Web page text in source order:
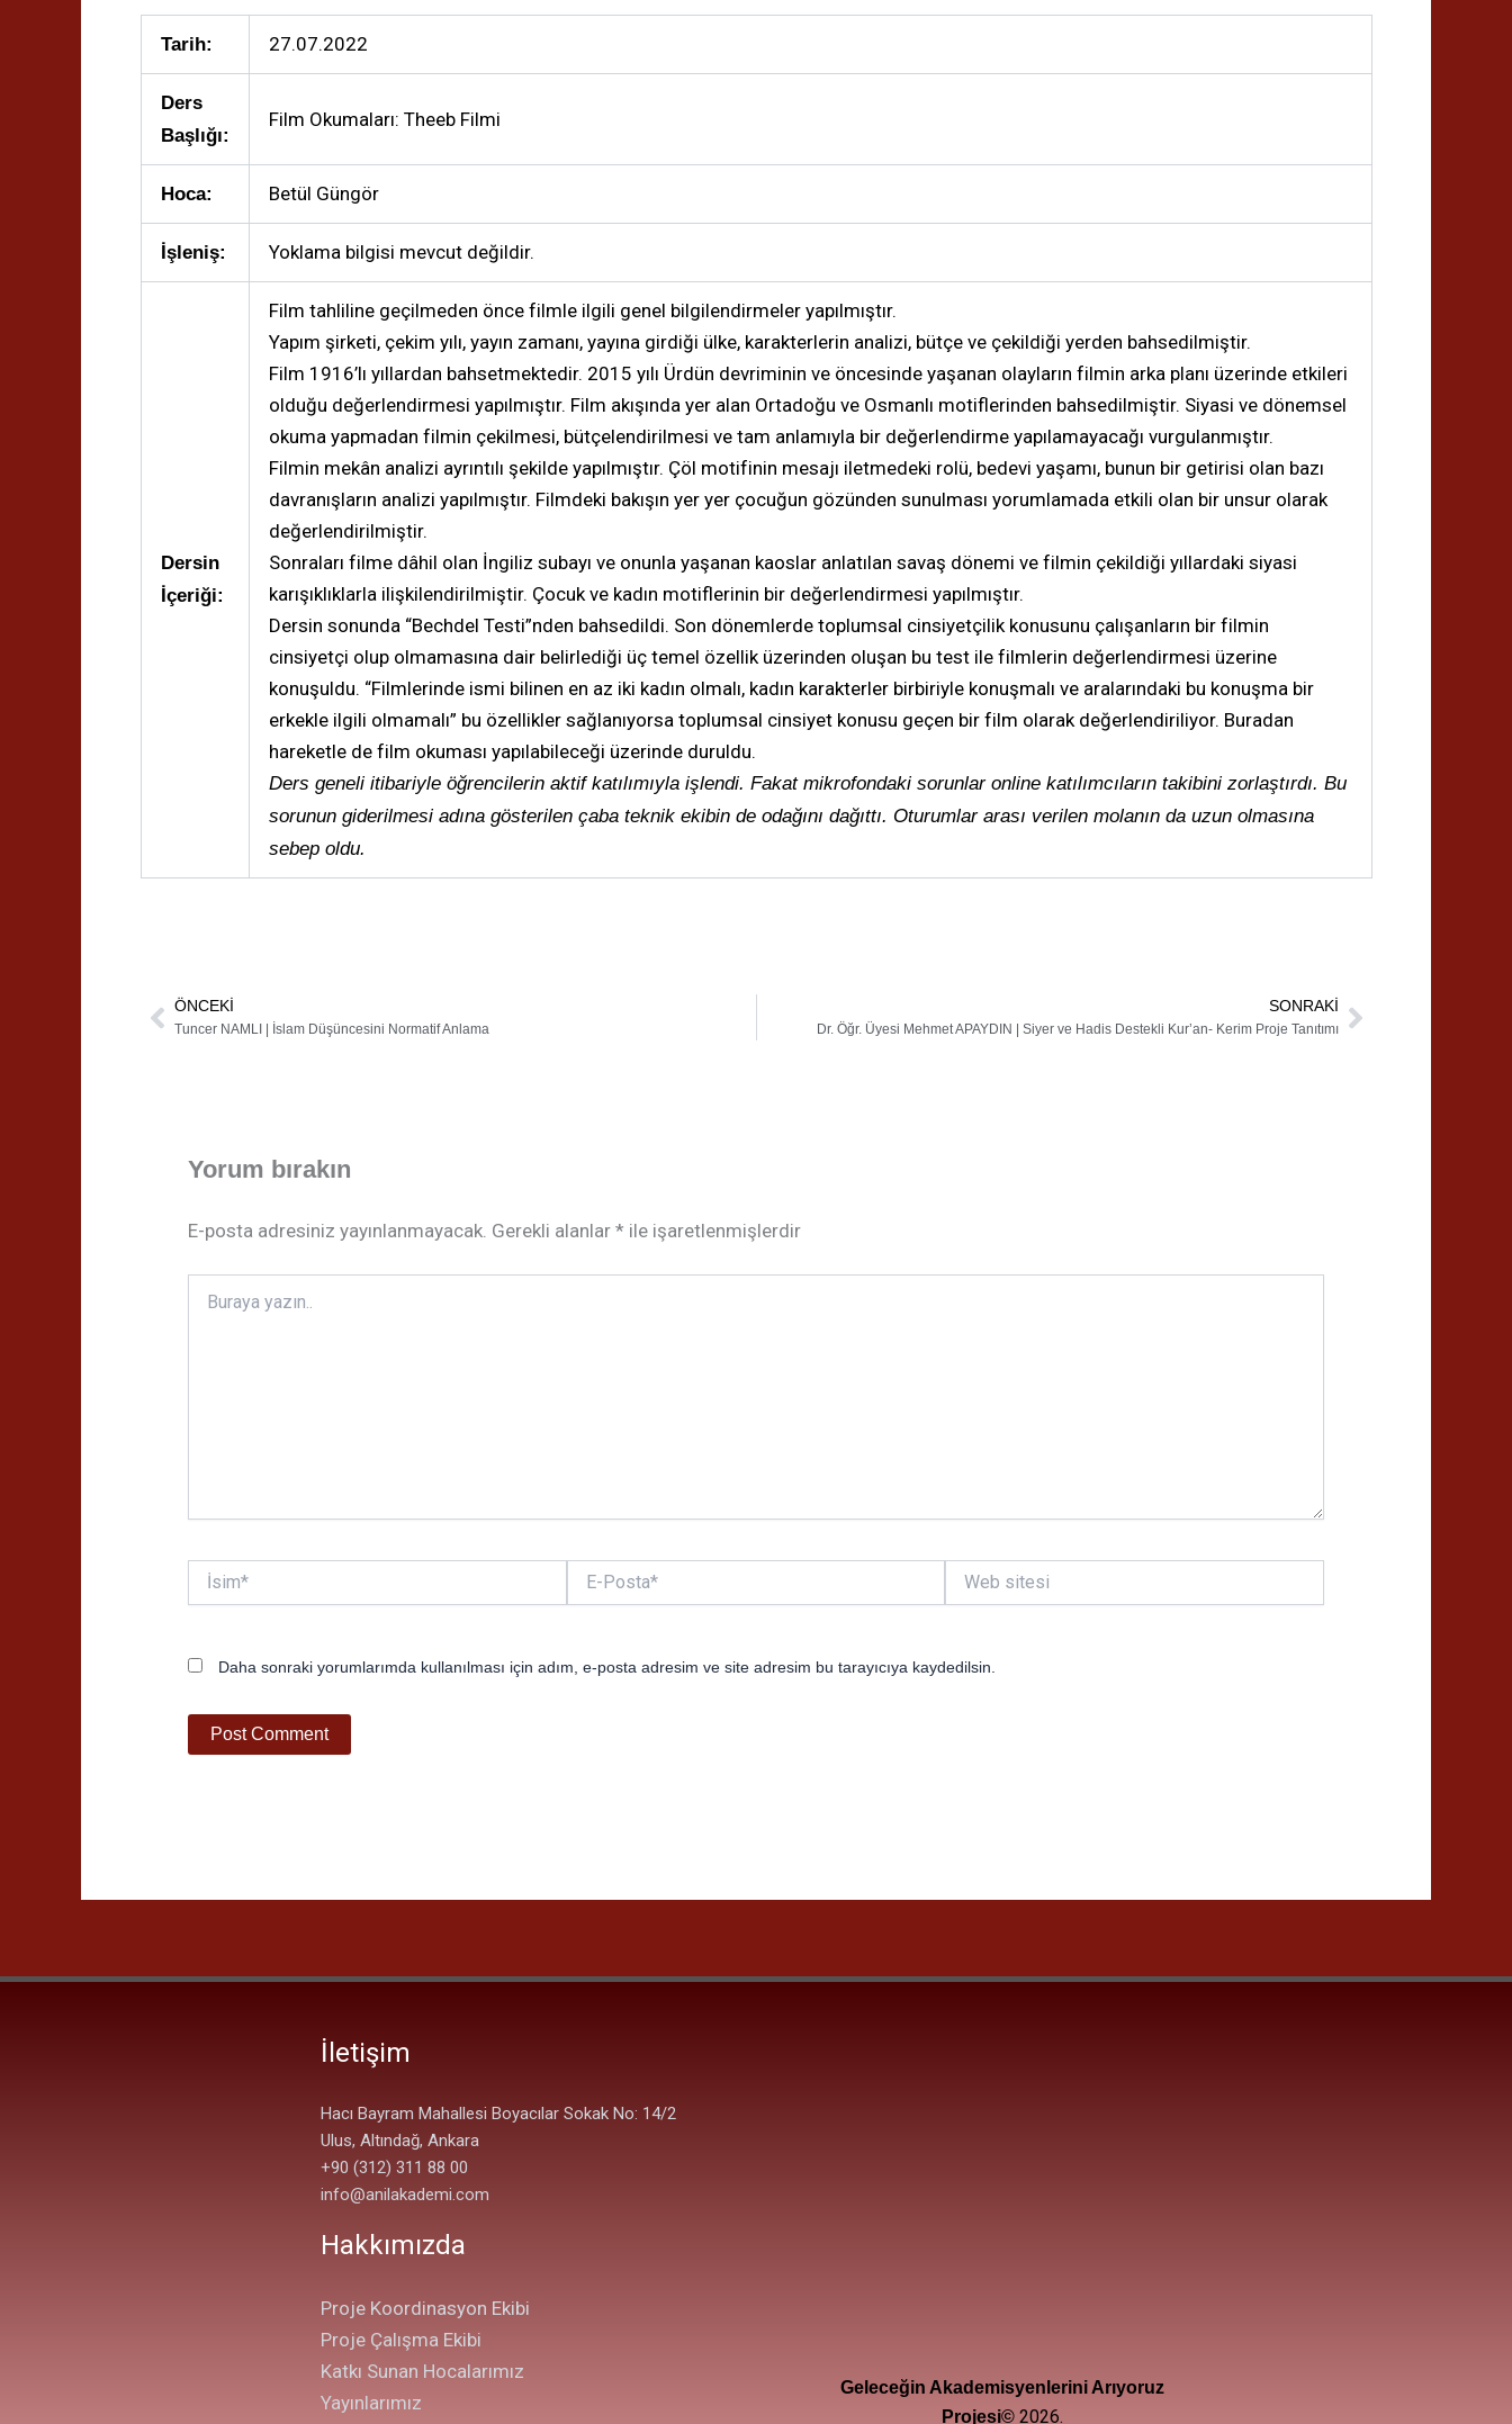
Tarih: 27.07.2022
Ders
Başlığı:
Film Okumaları: Theeb Filmi
Hoca: Betül Güngör
İşleniş: Yoklama bilgisi mevcut değildir.
Dersin
İçeriği:
Film tahliline geçilmeden önce filmle ilgili genel bilgilendirmeler yapılmıştır.
Yapım şirketi, çekim yılı, yayın zamanı, yayına girdiği ülke, karakterlerin analizi, bütçe ve çekildiği yerden bahsedilmiştir.
Film 1916’lı yıllardan bahsetmektedir. 2015 yılı Ürdün devriminin ve öncesinde yaşanan olayların filmin arka planı üzerinde etkileri
olduğu değerlendirmesi yapılmıştır. Film akışında yer alan Ortadoğu ve Osmanlı motiflerinden bahsedilmiştir. Siyasi ve dönemsel
okuma yapmadan filmin çekilmesi, bütçelendirilmesi ve tam anlamıyla bir değerlendirme yapılamayacağı vurgulanmıştır.
Filmin mekân analizi ayrıntılı şekilde yapılmıştır. Çöl motifinin mesajı iletmedeki rolü, bedevi yaşamı, bunun bir getirisi olan bazı
davranışların analizi yapılmıştır. Filmdeki bakışın yer yer çocuğun gözünden sunulması yorumlamada etkili olan bir unsur olarak
değerlendirilmiştir.
Sonraları filme dâhil olan İngiliz subayı ve onunla yaşanan kaoslar anlatılan savaş dönemi ve filmin çekildiği yıllardaki siyasi
karışıklıklarla ilişkilendirilmiştir. Çocuk ve kadın motiflerinin bir değerlendirmesi yapılmıştır.
Dersin sonunda “Bechdel Testi”nden bahsedildi. Son dönemlerde toplumsal cinsiyetçilik konusunu çalışanların bir filmin
cinsiyetçi olup olmamasına dair belirlediği üç temel özellik üzerinden oluşan bu test ile filmlerin değerlendirmesi üzerine
konuşuldu. “Filmlerinde ismi bilinen en az iki kadın olmalı, kadın karakterler birbiriyle konuşmalı ve aralarındaki bu konuşma bir
erkekle ilgili olmamalı” bu özellikler sağlanıyorsa toplumsal cinsiyet konusu geçen bir film olarak değerlendiriliyor. Buradan
hareketle de film okuması yapılabileceği üzerinde duruldu.
Ders geneli itibariyle öğrencilerin aktif katılımıyla işlendi. Fakat mikrofondaki sorunlar online katılımcıların takibini zorlaştırdı. Bu
sorunun giderilmesi adına gösterilen çaba teknik ekibin de odağını dağıttı. Oturumlar arası verilen molanın da uzun olmasına
sebep oldu.
Prev
ÖNCEKI
Tuncer NAMLI | İslam Düşüncesini Normatif Anlama
SONRAKI
Dr. Öğr. Üyesi Mehmet APAYDIN | Siyer ve Hadis Destekli Kur’an- Kerim Proje TanıtımıNext
Yorum bırakın
E-posta adresiniz yayınlanmayacak. Gerekli alanlar * ile işaretlenmişlerdir
yazın..
İsim*
Posta*
sitesi
Daha sonraki yorumlarımda kullanılması için adım, e-posta adresim ve site adresim bu tarayıcıya kaydedilsin.
İletişim
Hacı Bayram Mahallesi Boyacılar Sokak No: 14/2
Ulus, Altındağ, Ankara
+90 (312) 311 88 00
info@anilakademi.com
Hakkımızda
Proje Koordinasyon Ekibi
Proje Çalışma Ekibi
Katkı Sunan Hocalarımız
Yayınlarımız
Geleceğin Akademisyenlerini Arıyoruz
Projesi©2026.